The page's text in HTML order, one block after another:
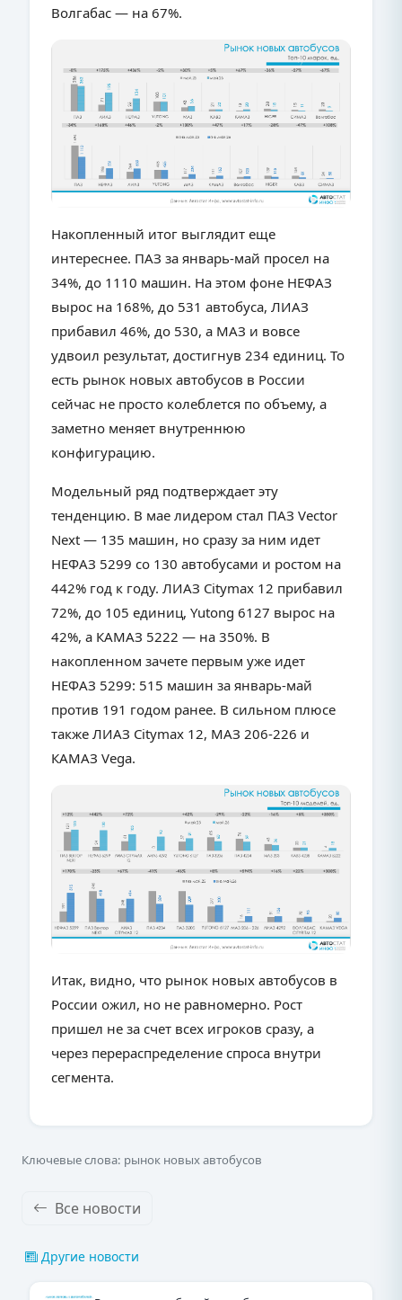
Волгабас — на 67%.
Накопленный итог выглядит еще
интереснее. ПАЗ за январь-май просел на
34%, до 1110 машин. На этом фоне НЕФАЗ
вырос на 168%, до 531 автобуса, ЛИАЗ
прибавил 46%, до 530, а МАЗ и вовсе
удвоил результат, достигнув 234 единиц. То
есть рынок новых автобусов в России
сейчас не просто колеблется по объему, а
заметно меняет внутреннюю
конфигурацию.
Модельный ряд подтверждает эту
тенденцию. В мае лидером стал ПАЗ Vector
Next — 135 машин, но сразу за ним идет
НЕФАЗ 5299 со 130 автобусами и ростом на
442% год к году. ЛИАЗ Citymax 12 прибавил
72%, до 105 единиц, Yutong 6127 вырос на
42%, а КАМАЗ 5222 — на 350%. В
накопленном зачете первым уже идет
НЕФАЗ 5299: 515 машин за январь-май
против 191 годом ранее. В сильном плюсе
также ЛИАЗ Citymax 12, МАЗ 206-226 и
КАМАЗ Vega.
Итак, видно, что рынок новых автобусов в
России ожил, но не равномерно. Рост
пришел не за счет всех игроков сразу, а
через перераспределение спроса внутри
сегмента.
Ключевые слова: рынок новых автобусов
Все новости
Другие новости